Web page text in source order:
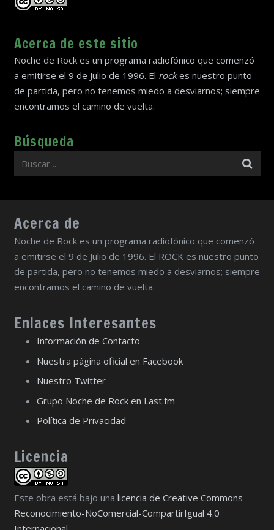
Acerca de este sitio
Noche de Rock es un programa radiofónico que comenzó
a emitirse el 9 de Julio de 1996. El rockes nuestro punto
de partida, pero no tenemos miedo a desviarnos; siempre
encontramos el camino de vuelta.
Búsqueda
Acerca de
Noche de Rock es un programa radiofónico que comenzó
a emitirse el 9 de Julio de 1996. El ROCK es nuestro punto
de partida, pero no tenemos miedo a desviarnos; siempre
encontramos el camino de vuelta.
Enlaces Interesantes
Información de Contacto
Nuestra página oficial en Facebook
Nuestro Twitter
Grupo Noche de Rock en Last.fm
Política de Privacidad
Licencia
Este obra está bajo una licencia de Creative Commons
Reconocimiento-NoComercial-CompartirIgual 4.0